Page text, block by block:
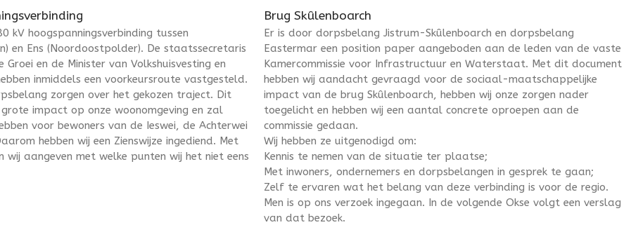
Nieuwsflits
Jistrum-Skûlenboarch
Dorpsbelangen
’t Oksenijs
PKN gemeente Jistrum
Verenigingen
Toneelvereniging “De
Snieskeppers”
kV hoogspanningsverbinding tussen
en Ens (Noordoostpolder). De staatssecretaris
Groei en de Minister van Volkshuisvesting en
inmiddels een voorkeursroute vastgesteld.
zorgen over het gekozen traject. Dit
impact op onze woonomgeving en zal
voor bewoners van de Ieswei, de Achterwei
hebben wij een Zienswijze ingediend. Met
wij aangeven met welke punten wij het niet eens
Brug Skûlenboarch
Er is door dorpsbelang Jistrum-Skûlenboarch en dorpsbelang
Eastermar een position paper aangeboden aan de leden van de vaste
Kamercommissie voor Infrastructuur en Waterstaat. Met dit document
hebben wij aandacht gevraagd voor de sociaal-maatschappelijke
impact van de brug Skûlenboarch, hebben wij onze zorgen nader
toegelicht en hebben wij een aantal concrete oproepen aan de
commissie gedaan.
Wij hebben ze uitgenodigd om:
Kennis te nemen van de situatie ter plaatse;
Met inwoners, ondernemers en dorpsbelangen in gesprek te gaan;
Zelf te ervaren wat het belang van deze verbinding is voor de regio.
Men is op ons verzoek ingegaan. In de volgende Okse volgt een verslag
van dat bezoek.